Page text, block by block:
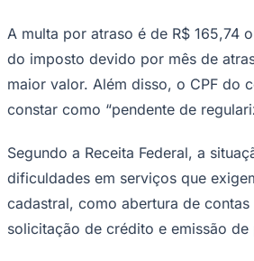
A multa por atraso é de R$ 165,74
do imposto devido por mês de
maior valor. Além disso, o CPF do
constar como “pendente de
Segundo a Receita Federal, a
dificuldades em serviços que
cadastral, como abertura de contas
solicitação de crédito e emissão de